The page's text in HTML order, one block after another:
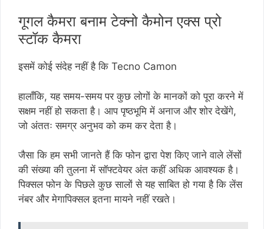
गूगल कैमरा बनाम टेक्नो कैमोन एक्स प्रो
स्टॉक कैमरा
इसमें कोई संदेह नहीं है कि Tecno Camon
हालाँकि, यह समय-समय पर कुछ लोगों के मानकों को पूरा करने में
सक्षम नहीं हो सकता है। आप पृष्ठभूमि में अनाज और शोर देखेंगे,
जो अंततः समग्र अनुभव को कम कर देता है।
जैसा कि हम सभी जानते हैं कि फोन द्वारा पेश किए जाने वाले लेंसों
की संख्या की तुलना में सॉफ्टवेयर अंत कहीं अधिक आवश्यक है।
पिक्सल फोन के पिछले कुछ सालों से यह साबित हो गया है कि लेंस
नंबर और मेगापिक्सल इतना मायने नहीं रखते।